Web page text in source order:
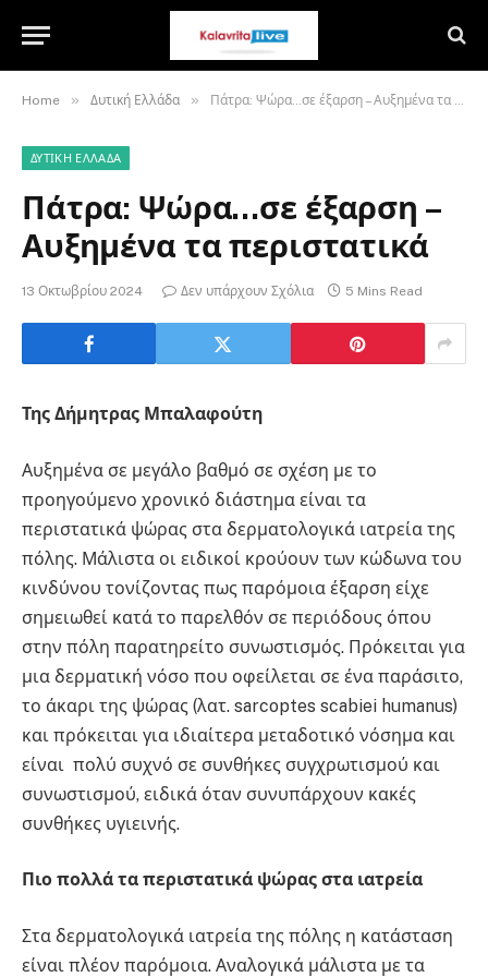
Home » Δυτική Ελλάδα » Πάτρα: Ψώρα…σε έξαρση – Αυξημένα τα περιστατικά
ΔΥΤΙΚΉ ΕΛΛΆΔΑ
Πάτρα: Ψώρα…σε έξαρση –
Αυξημένα τα περιστατικά
13 Οκτωβρίου 2024 Δεν υπάρχουν Σχόλια 5 Mins Read
Της Δήμητρας Μπαλαφούτη
Αυξημένα σε μεγάλο βαθμό σε σχέση με το
προηγούμενο χρονικό διάστημα είναι τα
περιστατικά ψώρας στα δερματολογικά ιατρεία της
πόλης. Μάλιστα οι ειδικοί κρούουν των κώδωνα του
κινδύνου τονίζοντας πως παρόμοια έξαρση είχε
σημειωθεί κατά το παρελθόν σε περιόδους όπου
στην πόλη παρατηρείτο συνωστισμός. Πρόκειται για
μια δερματική νόσο που οφείλεται σε ένα παράσιτο,
το άκαρι της ψώρας (λατ. sarcoptes scabiei humanus)
και πρόκειται για ιδιαίτερα μεταδοτικό νόσημα και
είναι πολύ συχνό σε συνθήκες συγχρωτισμού και
συνωστισμού, ειδικά όταν συνυπάρχουν κακές
συνθήκες υγιεινής.
Πιο πολλά τα περιστατικά ψώρας στα ιατρεία
Στα δερματολογικά ιατρεία της πόλης η κατάσταση
είναι πλέον παρόμοια. Αναλογικά μάλιστα με τα